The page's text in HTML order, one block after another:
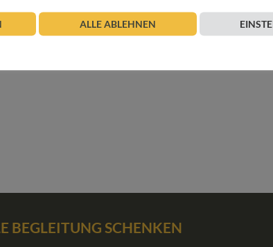
BEGLEITUNG SCHENKEN
ALLE ABLEHNEN